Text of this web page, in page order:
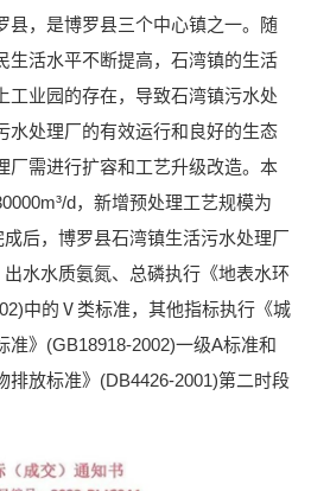
县，是博罗县三个中心镇之一。随
生活水平不断提高，石湾镇的生活
工业园的存在，导致石湾镇污水处
水处理厂的有效运行和良好的生态
厂需进行扩容和工艺升级改造。本
d，新增预处理工艺规模为
后，博罗县石湾镇生活污水处理厂
出水水质氨氮、总磷执行《地表水环
中的Ⅴ类标准，其他指标执行《城
准》(GB18918-2002)一级A标准和
排放标准》(DB4426-2001)第二时段